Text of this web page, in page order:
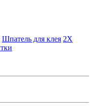
Шпатель для клея 2Х